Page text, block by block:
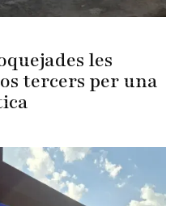
les
tercers per una